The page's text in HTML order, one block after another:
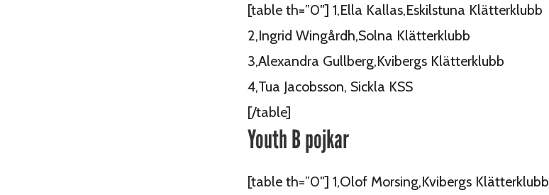
[table th=”0″] 1,Ella Kallas,Eskilstuna Klätterklubb
2,Ingrid Wingårdh,Solna Klätterklubb
3,Alexandra Gullberg,Kvibergs Klätterklubb
4,Tua Jacobsson, Sickla KSS
[/table]
Youth B pojkar
[table th=”0″] 1,Olof Morsing,Kvibergs Klätterklubb